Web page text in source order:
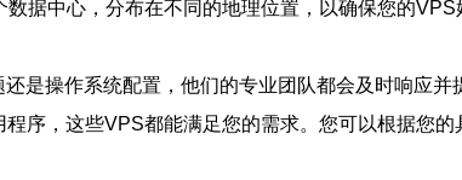
据中心，分布在不同的地理位置，以确保您的
是操作系统配置，他们的专业团队都会及时响应并
序，这些VPS都能满足您的需求。您可以根据您的